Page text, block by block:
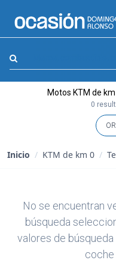
FILTROS
APPROVED
Combustible y cambio
Precio y cuota
Carrocería, año y Kms.
Motos KTM de
0
Inicio / KTM de km 0 /
No se encuentran
búsqueda
valores de
coche